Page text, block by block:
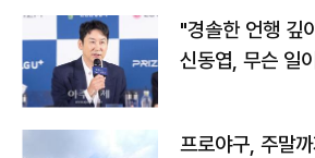
"경솔한 언행 깊
신동엽, 무슨 일
프로야구, 주말